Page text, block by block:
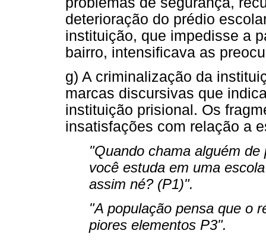
deterioração do prédio
instituição, que impedisse a
bairro, intensificava as
g) A criminalização da
marcas discursivas que
instituição prisional. Os
insatisfações com relação a
"Quando chama alguém
você estuda em uma
assim né? (P1)".
"A população pensa que o
piores elementos P3".